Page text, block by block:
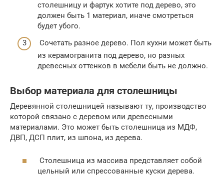
столешницу и фартук хотите под дерево, это
должен быть 1 материал, иначе смотреться
будет убого.
Сочетать разное дерево. Пол кухни может быть
из керамогранита под дерево, но разных
древесных оттенков в мебели быть не должно.
Выбор материала для столешницы
Деревянной столешницей называют ту, производство
которой связано с деревом или древесными
материалами. Это может быть столешница из МДФ,
ДВП, ДСП плит, из шпона, из дерева.
Столешница из массива представляет собой
цельный или спрессованные куски дерева.